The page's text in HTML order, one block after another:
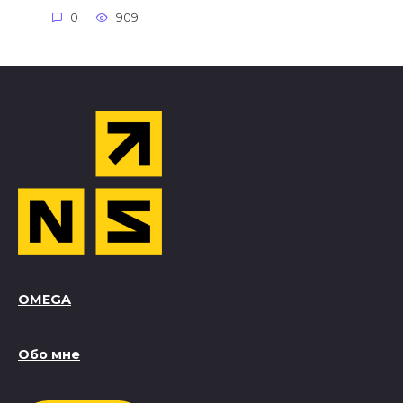
0 909
OMEGA
Обо мне